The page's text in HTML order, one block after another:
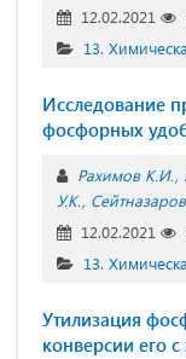
12.02.2021
13.
Исследование
фосфорных
Рахимов К.И.
У.К.
12.02.2021
13.
Утилизация
конверсии его